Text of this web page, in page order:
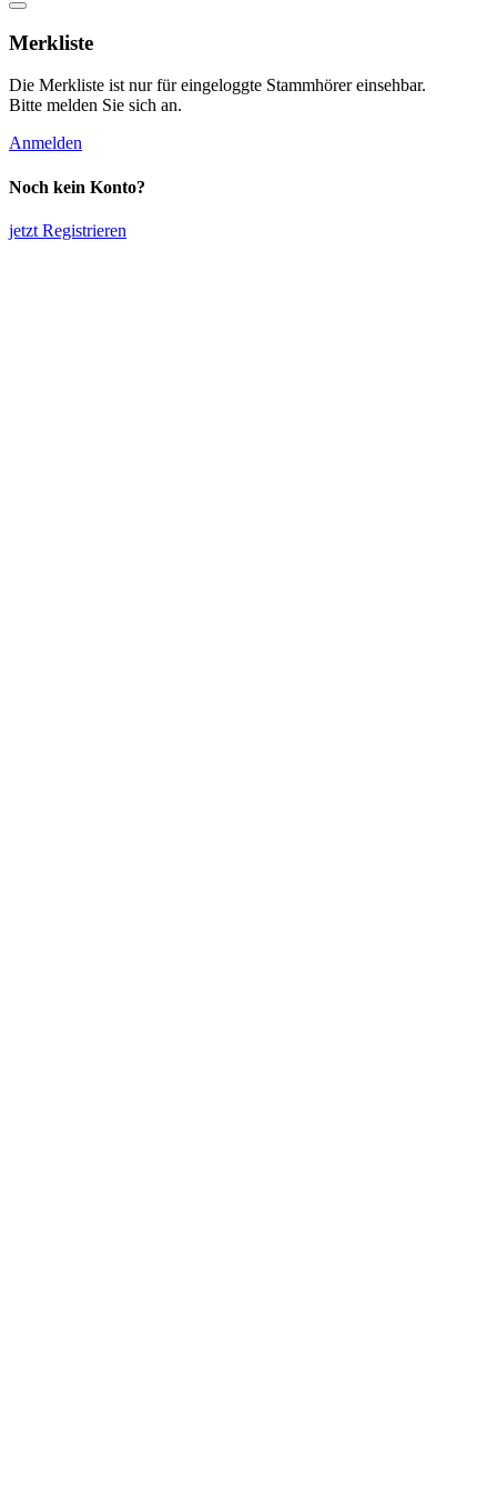
Merkliste
Die Merkliste ist nur für eingeloggte Stammhörer einsehbar.
Bitte melden Sie sich an.
Anmelden
Noch kein Konto?
jetzt Registrieren